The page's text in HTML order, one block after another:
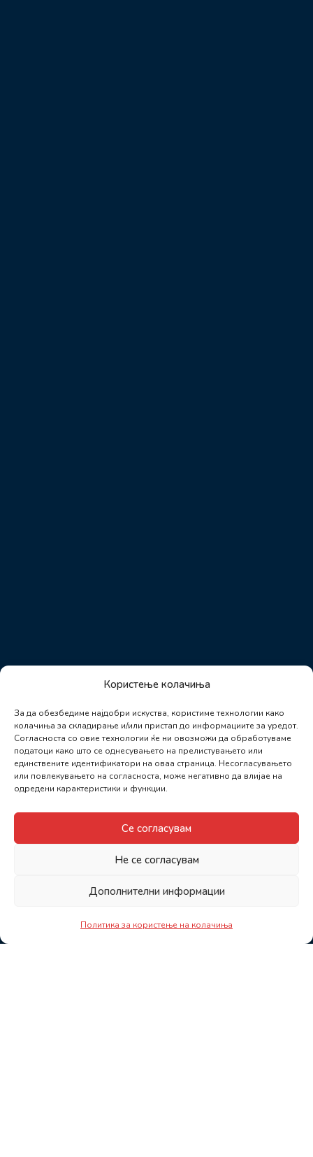
Користење колачиња
За да обезбедиме најдобри искуства, користиме технологии како
колачиња за складирање и/или пристап до информациите за уредот.
Согласноста со овие технологии ќе ни овозможи да обработуваме
податоци како што се однесувањето на прелистувањето или
единствените идентификатори на оваа страница. Несогласувањето
или повлекувањето на согласноста, може негативно да влијае на
одредени карактеристики и функции.
Се согласувам
Не се согласувам
Дополнителни информации
Политика за користење на колачиња